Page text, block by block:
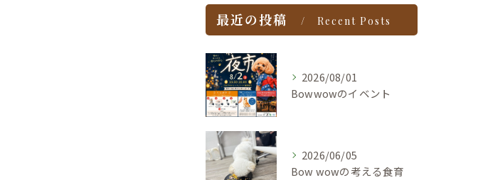
最近の投稿 Recent Posts
2026/08/01
Bowwowのイベント
2026/06/05
Bow wowの考える食育